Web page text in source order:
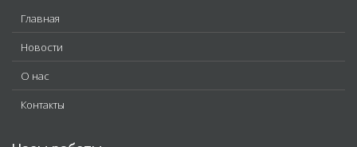
Главная
Новости
О нас
Контакты